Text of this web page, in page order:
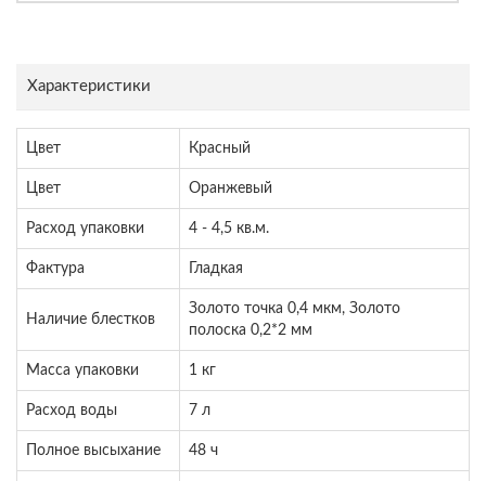
Характеристики
Цвет Красный
Цвет Оранжевый
Расход упаковки 4 - 4,5 кв.м.
Фактура Гладкая
Наличие блестков
Золото точка 0,4 мкм, Золото
полоска 0,2*2 мм
Масса упаковки 1 кг
Расход воды 7 л
Полное высыхание 48 ч